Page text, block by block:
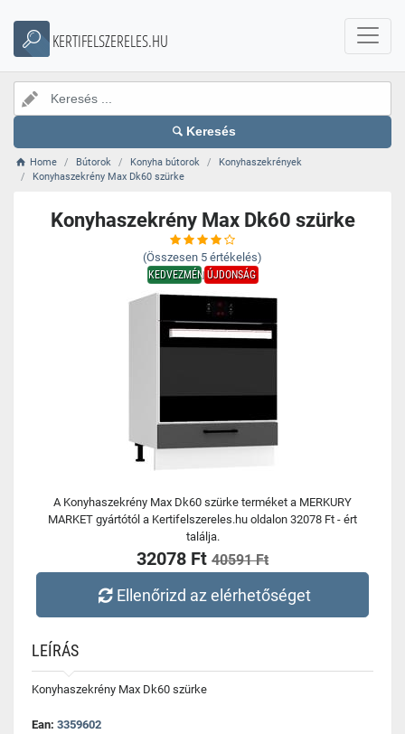
KERTIFELSZERELES.HU
Keresés
Home Bútorok Konyha bútorok
Konyhaszekrények
Konyhaszekrény Max Dk60 szürke
Konyhaszekrény Max Dk60 szürke
(Összesen 5 értékelés)
KEDVEZMÉNYÚJDONSÁG
A Konyhaszekrény Max Dk60 szürke terméket a MERKURY
MARKET gyártótól a Kertifelszereles.hu oldalon 32078 Ft - ért
találja.
32078 Ft 40591 Ft
Ellenőrizd az elérhetőséget
LEÍRÁS
Konyhaszekrény Max Dk60 szürke
Ean: 3359602